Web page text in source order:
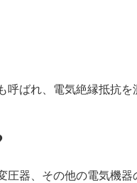
ばれ、電気絶縁抵抗
器、その他の電気機